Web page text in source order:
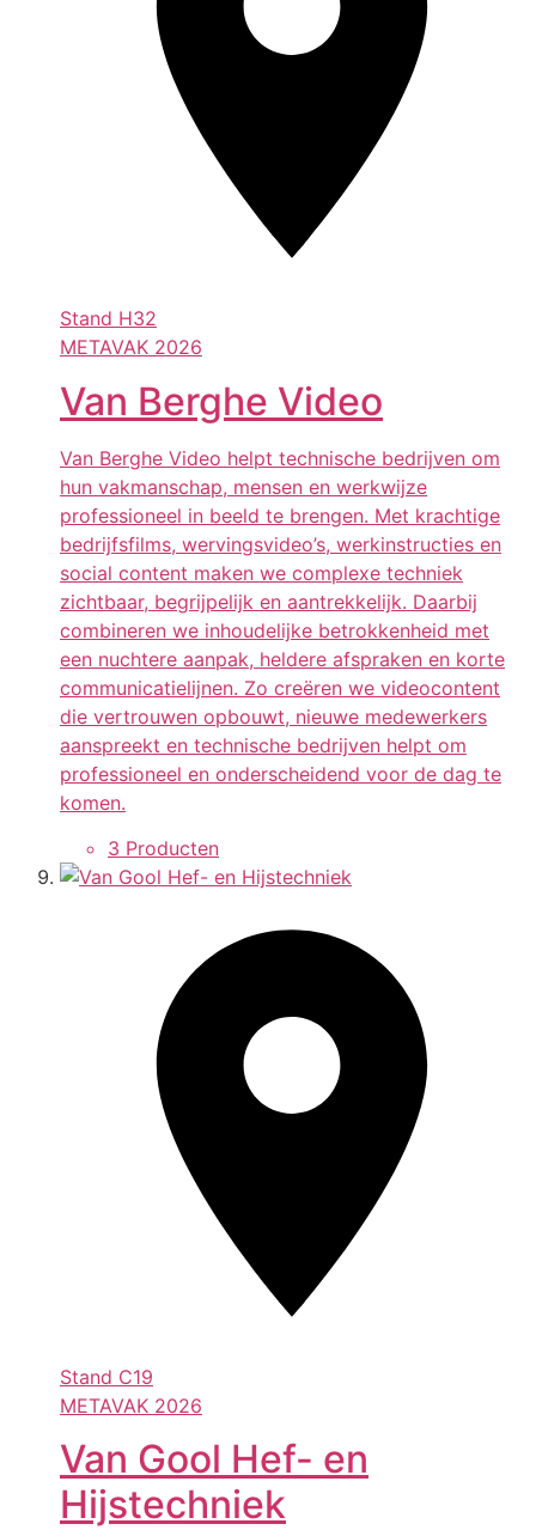
Stand H32
METAVAK 2026
Van Berghe Video
Van Berghe Video helpt technische bedrijven om
hun vakmanschap, mensen en werkwijze
professioneel in beeld te brengen. Met krachtige
bedrijfsfilms, wervingsvideo’s, werkinstructies en
social content maken we complexe techniek
zichtbaar, begrijpelijk en aantrekkelijk. Daarbij
combineren we inhoudelijke betrokkenheid met
een nuchtere aanpak, heldere afspraken en korte
communicatielijnen. Zo creëren we videocontent
die vertrouwen opbouwt, nieuwe medewerkers
aanspreekt en technische bedrijven helpt om
professioneel en onderscheidend voor de dag te
komen.
3 Producten
Stand C19
METAVAK 2026
Van Gool Hef- en
Hijstechniek